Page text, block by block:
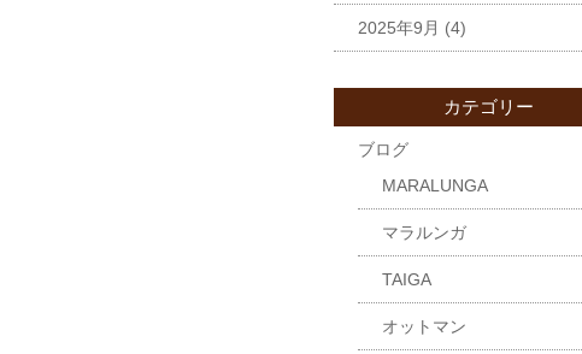
2025年9月 (4)
カテゴリー
ブログ
MARALUNGA
マラルンガ
TAIGA
オットマン